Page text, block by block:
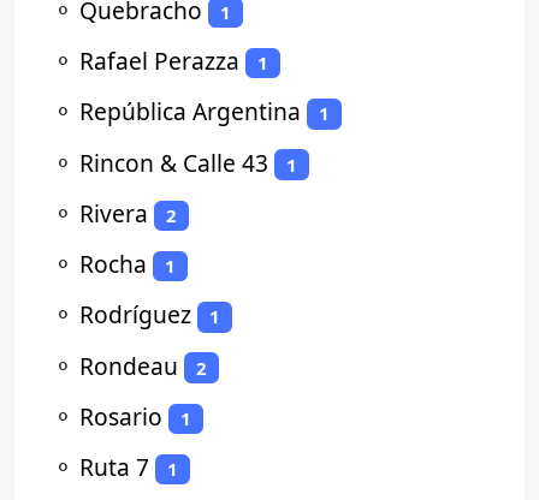
⚬ Quebracho 1
⚬ Rafael Perazza 1
⚬ República Argentina 1
⚬ Rincon & Calle 43 1
⚬ Rivera 2
⚬ Rocha 1
⚬ Rodríguez 1
⚬ Rondeau 2
⚬ Rosario 1
⚬ Ruta 7 1